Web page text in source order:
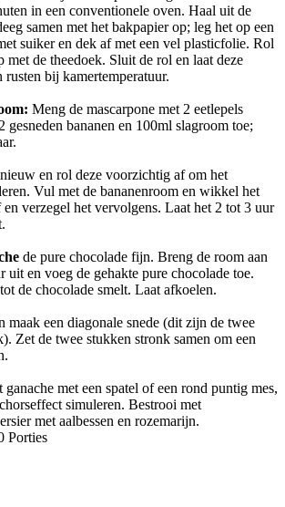
in een conventionele oven. Haal uit de
samen met het bakpapier op; leg het op een
suiker en dek af met een vel plasticfolie. Rol
met de theedoek. Sluit de rol en laat deze
rusten bij kamertemperatuur.
Meng de mascarpone met 2 eetlepels
gesneden bananen en 100ml slagroom toe;
en rol deze voorzichtig af om het
Vul met de bananenroom en wikkel het
verzegel het vervolgens. Laat het 2 tot 3 uur
de pure chocolade fijn. Breng de room aan
uit en voeg de gehakte pure chocolade toe.
de chocolade smelt. Laat afkoelen.
maak een diagonale snede (dit zijn de twee
Zet de twee stukken stronk samen om een
met een spatel of een rond puntig mes,
simuleren. Bestrooi met
met aalbessen en rozemarijn.
Porties